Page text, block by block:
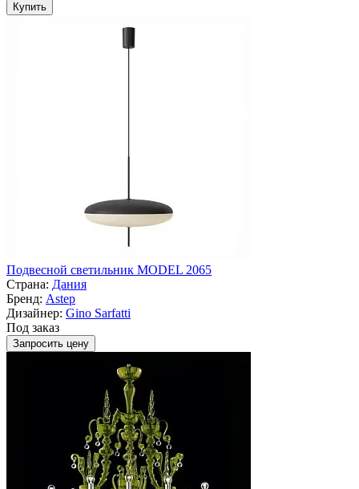
Купить
Подвесной светильник MODEL 2065
Страна: Дания
Бренд: Astep
Дизайнер: Gino Sarfatti
Под заказ
Запросить цену